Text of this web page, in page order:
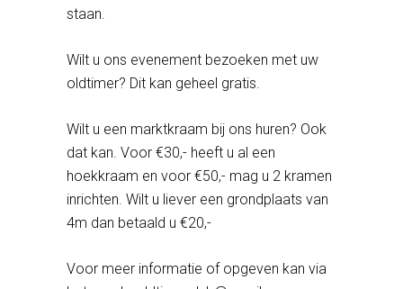
staan.
Wilt u ons evenement bezoeken met uw
oldtimer? Dit kan geheel gratis.
Wilt u een marktkraam bij ons huren? Ook
dat kan. Voor €30,- heeft u al een
hoekkraam en voor €50,- mag u 2 kramen
inrichten. Wilt u liever een grondplaats van
4m dan betaald u €20,-
Voor meer informatie of opgeven kan via